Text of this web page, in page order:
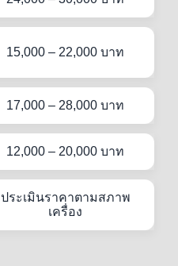
15,000 – 22,000 บาท
17,000 – 28,000 บาท
12,000 – 20,000 บาท
ประเมินราคาตามสภาพ
เครื่อง